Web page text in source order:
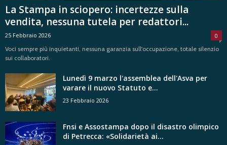
La Stampa in sciopero: incertezze sulla
vendita, nessuna tutela per redattori...
25 Febbraio 2026
0
Voci sempre più inquietanti, nessuna garanzia sull'occupazione, totale silenzio
sui collaboratori.
Lunedì 9 marzo l'assemblea dell'Asva per
varare il nuovo Statuto e...
23 Febbraio 2026
Fnsi e Assostampa dopo il disastro olimpico
di Petrecca: «Solidarietà ai...